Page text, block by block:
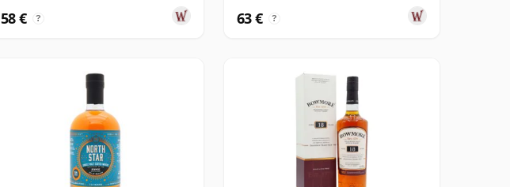
58 € ? 63 € ?